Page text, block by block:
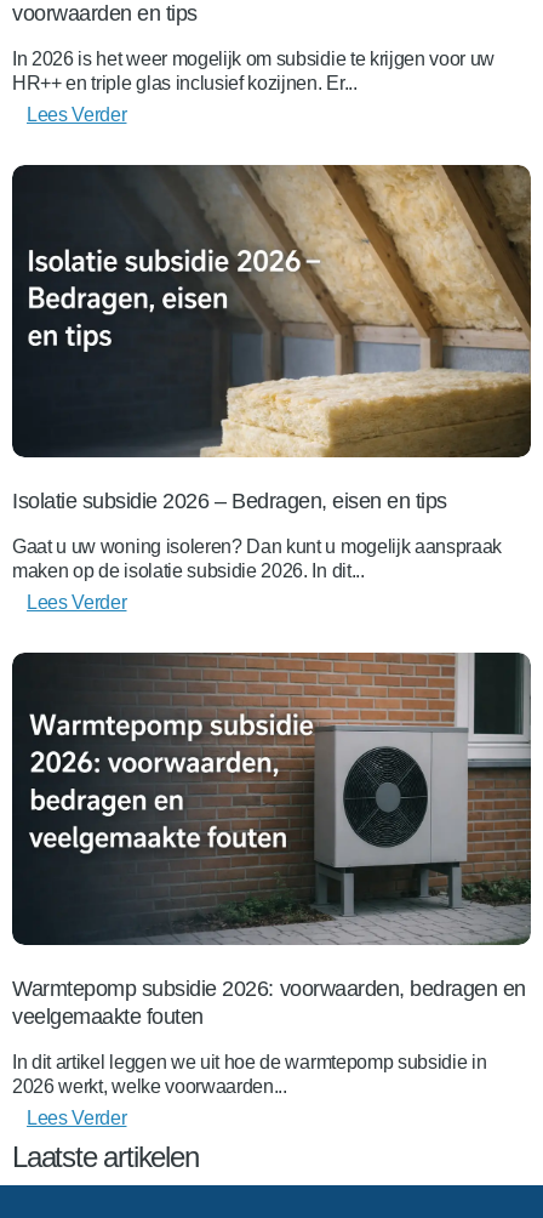
Laatste artikelen
voorwaarden en tips
In 2026 is het weer mogelijk om subsidie te krijgen voor uw
HR++ en triple glas inclusief kozijnen. Er...
Lees Verder
Isolatie subsidie 2026 – Bedragen, eisen en tips
Gaat u uw woning isoleren? Dan kunt u mogelijk aanspraak
maken op de isolatie subsidie 2026. In dit...
Lees Verder
Warmtepomp subsidie 2026: voorwaarden, bedragen en
veelgemaakte fouten
In dit artikel leggen we uit hoe de warmtepomp subsidie in
2026 werkt, welke voorwaarden...
Lees Verder